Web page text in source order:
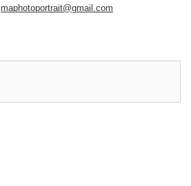
maphotoportrait@gmail.com